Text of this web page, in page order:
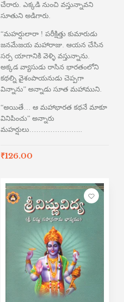
చేరారు. ఎక్కడి నుంచి వస్తున్నావని
సూతుని అడిగారు.
“మహర్షులారా ! పరీక్షిత్తు కుమారుడు
జనమేజయ మహారాజు. ఆయన చేసిన
సర్ప యాగానికి వెళ్ళి వస్తున్నాను.
అక్కడ వ్యాసుడు రాసిన భారతంలోని
కథల్ని వైశంపాయనుడు చెప్పగా
విన్నాను” అన్నాడు సూత మహాముని.
“అయితే… ఆ మహాభారత కథనే మాకూ
వినిపించు” అన్నారు
మహర్షులు…………………..
₹126.00